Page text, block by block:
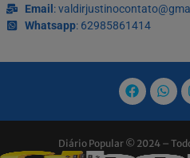
Email:
Whatsapp: 62985861414
Diário Popular © 2024 –